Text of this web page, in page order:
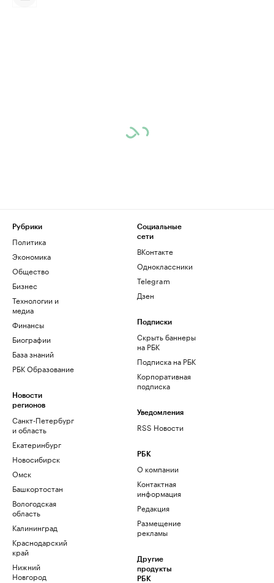
Рубрики
Политика
Экономика
Общество
Бизнес
Технологии и
медиа
Финансы
Биографии
База знаний
РБК Образование
Новости
регионов
Санкт-Петербург
и область
Екатеринбург
Новосибирск
Омск
Башкортостан
Вологодская
область
Калининград
Краснодарский
край
Нижний
Новгород
Социальные
сети
ВКонтакте
Одноклассники
Telegram
Дзен
Подписки
Скрыть баннеры
на РБК
Подписка на РБК
Корпоративная
подписка
Уведомления
RSS Новости
РБК
О компании
Контактная
информация
Редакция
Размещение
рекламы
Другие
продукты
РБК